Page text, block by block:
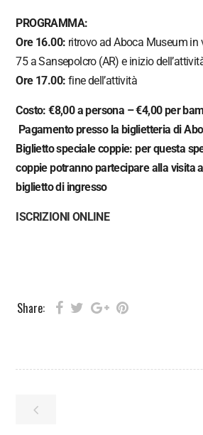
PROGRAMMA:
Ore 16.00: ritrovo ad Aboca Museum in
75 a Sansepolcro (AR) e inizio
Ore 17.00: fine dell’attività
Costo: €8,00 a persona – €4,00 per
Pagamento presso la biglietteria di
Biglietto speciale coppie: per questa
coppie potranno partecipare alla visita
biglietto di ingresso
ISCRIZIONI ONLINE
Share: